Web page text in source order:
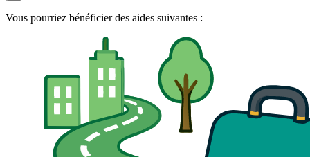
Vous pourriez bénéficier des aides suivantes :